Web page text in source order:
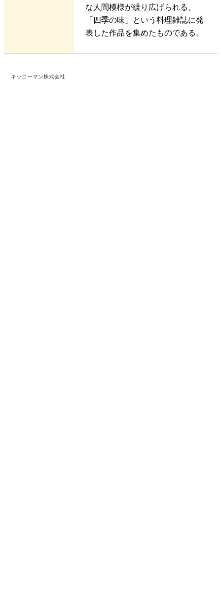
な人間模様が繰り広げられる。
「四季の味」という料理雑誌に発
表した作品を集めたものである。
キッコーマン株式会社